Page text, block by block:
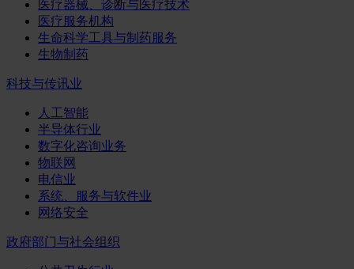
医疗器械、诊断与医疗技术
医疗服务机构
生命科学工具与制药服务
生物制药
科技与传讯业
人工智能
半导体行业
数字化咨询业务
物联网
电信业
系统、服务与软件业
网络安全
政府部门与社会组织